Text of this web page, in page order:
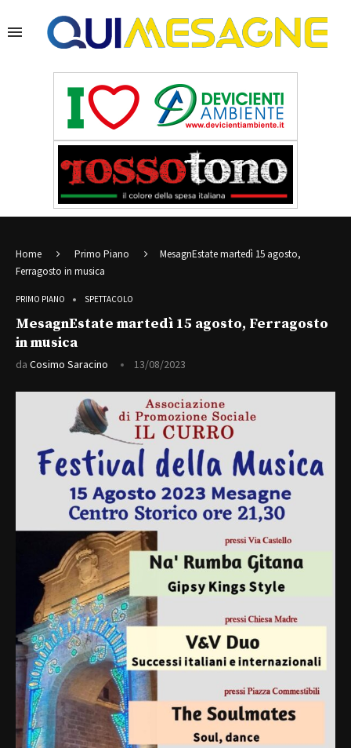
Home Primo Piano
MesagnEstate martedì 15 agosto,
Ferragosto in musica
PRIMO PIANO SPETTACOLO
MesagnEstate martedì 15 agosto, Ferragosto
in musica
da Cosimo Saracino 13/08/2023